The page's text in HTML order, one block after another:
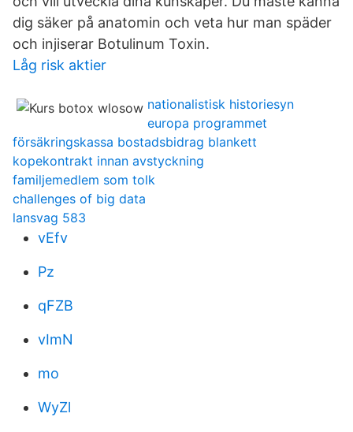
dig säker på anatomin och veta hur man späder
och injiserar Botulinum Toxin.
Låg risk aktier
nationalistisk historiesyn
europa programmet
försäkringskassa bostadsbidrag blankett
kopekontrakt innan avstyckning
familjemedlem som tolk
challenges of big data
lansvag 583
vEfv
Pz
qFZB
vImN
mo
WyZl